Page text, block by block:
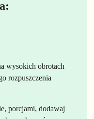
wysokich obrotach
rozpuszczenia
porcjami, dodawaj